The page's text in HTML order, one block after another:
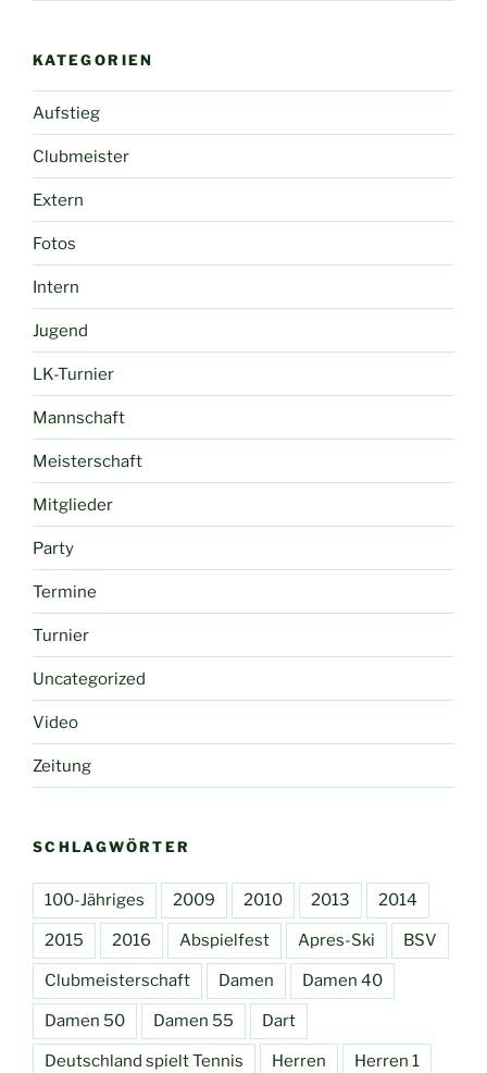
KATEGORIEN
Aufstieg
Clubmeister
Extern
Fotos
Intern
Jugend
LK-Turnier
Mannschaft
Meisterschaft
Mitglieder
Party
Termine
Turnier
Uncategorized
Video
Zeitung
SCHLAGWÖRTER
100-Jähriges 2009 2010 2013 2014
2015 2016 Abspielfest Apres-Ski BSV
Clubmeisterschaft Damen Damen 40
Damen 50 Damen 55 Dart
Deutschland spielt Tennis Herren Herren 1